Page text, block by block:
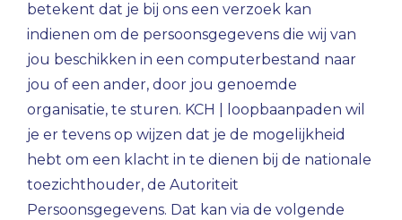
betekent dat je bij ons een verzoek kan
indienen om de persoonsgegevens die wij van
jou beschikken in een computerbestand naar
jou of een ander, door jou genoemde
organisatie, te sturen. KCH | loopbaanpaden wil
je er tevens op wijzen dat je de mogelijkheid
hebt om een klacht in te dienen bij de nationale
toezichthouder, de Autoriteit
Persoonsgegevens. Dat kan via de volgende